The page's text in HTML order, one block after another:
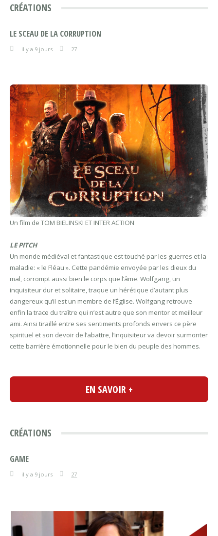
CRÉATIONS
LE SCEAU DE LA CORRUPTION
il y a 9 jours 27
Un film de TOM BIELINSKI ET INTER ACTION
LE PITCH
Un monde médiéval et fantastique est touché par les guerres et la
maladie: « le Fléau ». Cette pandémie envoyée par les dieux du
mal, corrompt aussi bien le corps que l’âme. Wolfgang, un
inquisiteur dur et solitaire, traque un hérétique d’autant plus
dangereux qu’il est un membre de l’Église. Wolfgang retrouve
enfin la trace du traître qui n’est autre que son mentor et meilleur
ami. Ainsi tiraillé entre ses sentiments profonds envers ce père
spirituel et son devoir de l’abattre, l’inquisiteur va devoir surmonter
cette barrière émotionnelle pour le bien du peuple des hommes.
EN SAVOIR +
CRÉATIONS
GAME
il y a 9 jours 27